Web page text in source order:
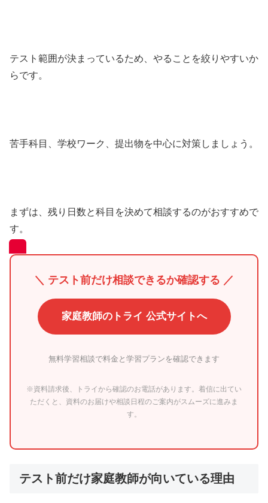
テスト範囲が決まっているため、やることを絞りやすいか
らです。
苦手科目、学校ワーク、提出物を中心に対策しましょう。
まずは、残り日数と科目を決めて相談するのがおすすめで
す。
＼ テスト前だけ相談できるか確認する ／
家庭教師のトライ 公式サイトへ
無料学習相談で料金と学習プランを確認できます
※資料請求後、トライから確認のお電話があります。着信に出てい
ただくと、資料のお届けや相談日程のご案内がスムーズに進みま
す。
テスト前だけ家庭教師が向いている理由